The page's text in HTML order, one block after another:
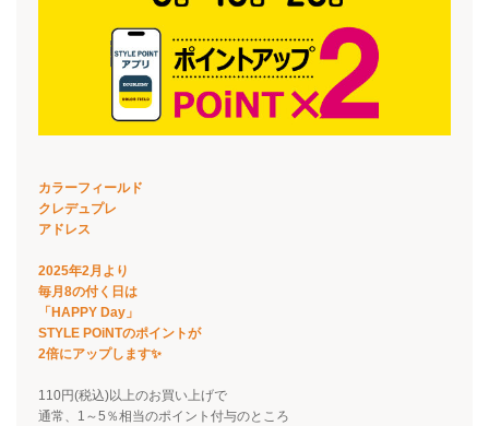
カラーフィールド
クレデュプレ
アドレス
2025年2月より
毎月8の付く日は
「HAPPY Day」
STYLE POiNTのポイントが
2倍にアップします✨
110円(税込)以上のお買い上げで
通常、1～5％相当のポイント付与のところ